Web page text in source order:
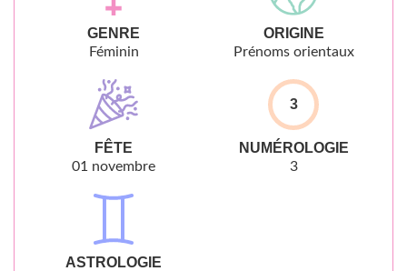
GENRE
Féminin
ORIGINE
Prénoms orientaux
FÊTE
01 novembre
3
NUMÉROLOGIE
3
ASTROLOGIE